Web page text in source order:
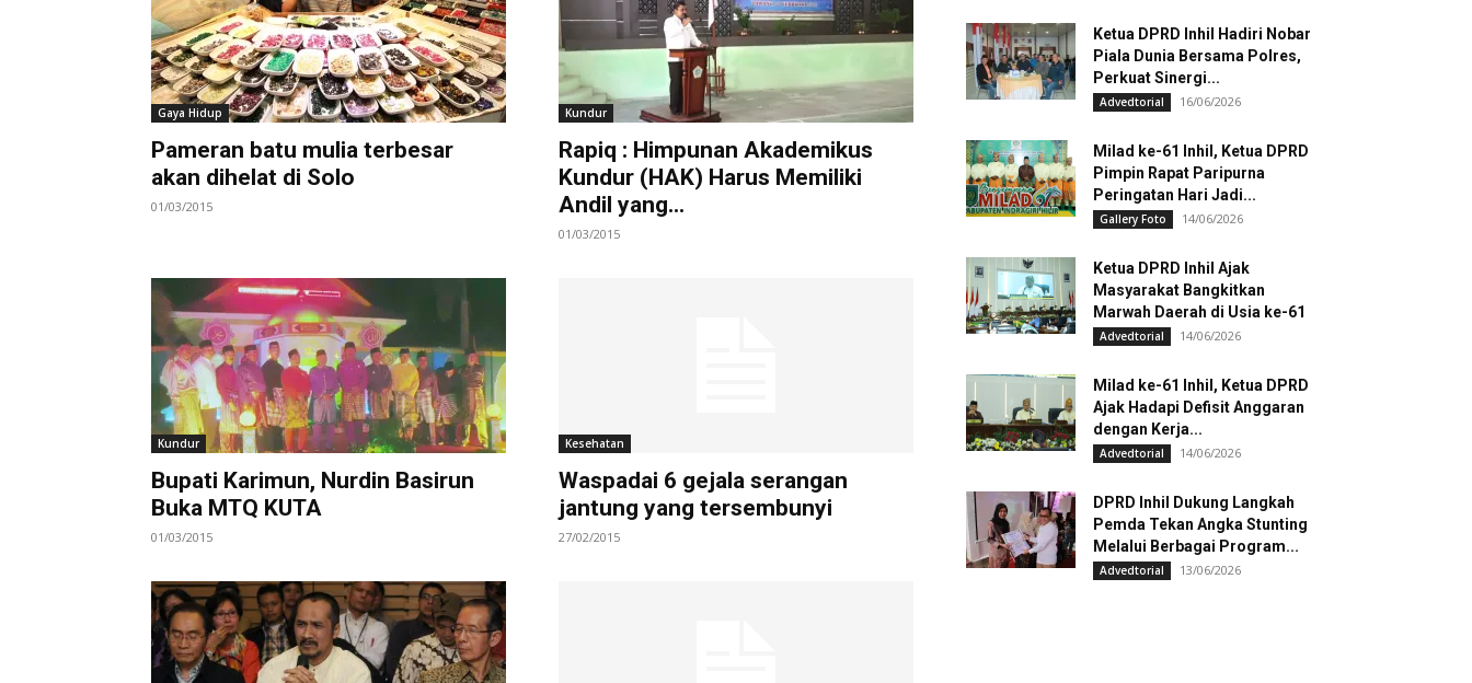
Gaya Hidup
Pameran batu mulia terbesar
akan dihelat di Solo
01/03/2015
Kundur
Rapiq : Himpunan Akademikus
Kundur (HAK) Harus Memiliki
Andil yang...
01/03/2015
Kundur
Bupati Karimun, Nurdin Basirun
Buka MTQ KUTA
01/03/2015
Kesehatan
Waspadai 6 gejala serangan
jantung yang tersembunyi
27/02/2015
Ketua DPRD Inhil Hadiri Nobar
Piala Dunia Bersama Polres,
Perkuat Sinergi...
Advedtorial 16/06/2026
Milad ke-61 Inhil, Ketua DPRD
Pimpin Rapat Paripurna
Peringatan Hari Jadi...
Gallery Foto 14/06/2026
Ketua DPRD Inhil Ajak
Masyarakat Bangkitkan
Marwah Daerah di Usia ke-61
Advedtorial 14/06/2026
Milad ke-61 Inhil, Ketua DPRD
Ajak Hadapi Defisit Anggaran
dengan Kerja...
Advedtorial 14/06/2026
DPRD Inhil Dukung Langkah
Pemda Tekan Angka Stunting
Melalui Berbagai Program...
Advedtorial 13/06/2026